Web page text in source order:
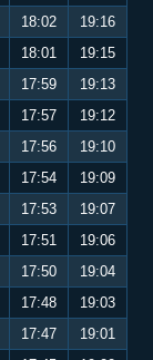
18:02
19:16
18:01
19:15
17:59
19:13
17:57
19:12
17:56
19:10
17:54
19:09
17:53
19:07
17:51
19:06
17:50
19:04
17:48
19:03
17:47
19:01